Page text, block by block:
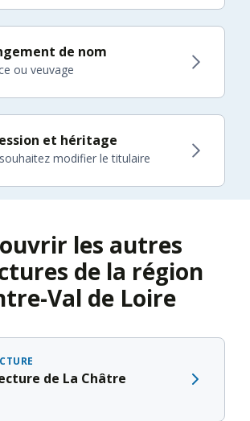
de nom
ou veuvage
et héritage
modifier le titulaire
les autres
de la région
Val de Loire
de La Châtre